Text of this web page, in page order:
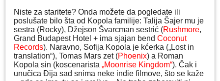
Niste za staritete? Onda možete da pogledate ili
poslušate bilo šta od Kopola familije: Talija Šajer mu je
sestra (Rocky), Džejson Švarcman sestrić (Rushmore,
Grand Budapest Hotel + ima sjajan bend Coconut
Records). Naravno, Sofija Kopola je kćerka („Lost in
translation“), Tomas Mars zet (Phoenix) a Roman
Kopola sin (koscenarista „Moonrise Kingdom“). Čak i
unučica Đija sad snima neke indie filmove, što se kaže